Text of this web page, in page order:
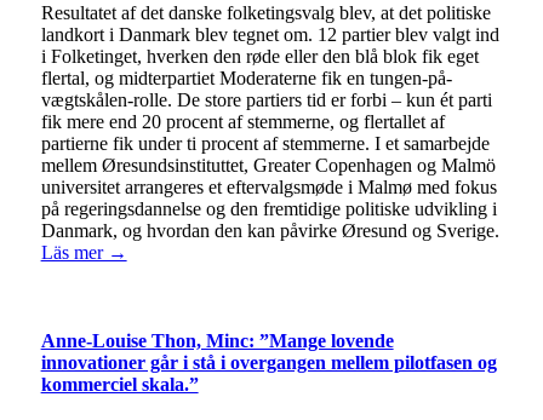
Resultatet af det danske folketingsvalg blev, at det politiske
landkort i Danmark blev tegnet om. 12 partier blev valgt ind
i Folketinget, hverken den røde eller den blå blok fik eget
flertal, og midterpartiet Moderaterne fik en tungen-på-
vægtskålen-rolle. De store partiers tid er forbi – kun ét parti
fik mere end 20 procent af stemmerne, og flertallet af
partierne fik under ti procent af stemmerne. I et samarbejde
mellem Øresundsinstituttet, Greater Copenhagen og Malmö
universitet arrangeres et eftervalgsmøde i Malmø med fokus
på regeringsdannelse og den fremtidige politiske udvikling i
Danmark, og hvordan den kan påvirke Øresund og Sverige.
Läs mer →
Anne-Louise Thon, Minc: ”Mange lovende
innovationer går i stå i overgangen mellem pilotfasen og
kommerciel skala.”